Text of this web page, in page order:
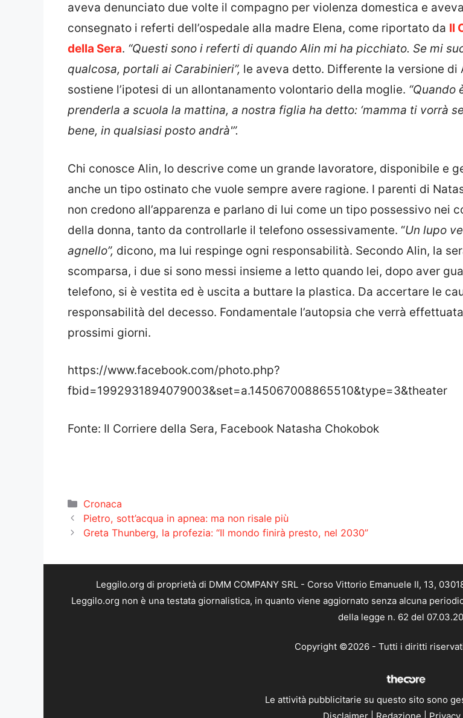
aveva denunciato due volte il compagno per violenza domestica e aveva
consegnato i referti dell’ospedale alla madre Elena, come riportato da Il
della Sera. “Questi sono i referti di quando Alin mi ha picchiato. Se mi
qualcosa, portali ai Carabinieri”, le aveva detto. Differente la versione di
sostiene l’ipotesi di un allontanamento volontario della moglie. “Quando
prenderla a scuola la mattina, a nostra figlia ha detto: ‘mamma ti vorrà
bene, in qualsiasi posto andrà'”.
Chi conosce Alin, lo descrive come un grande lavoratore, disponibile e
anche un tipo ostinato che vuole sempre avere ragione. I parenti di
non credono all’apparenza e parlano di lui come un tipo possessivo nei
della donna, tanto da controllarle il telefono ossessivamente. “Un lupo
agnello”, dicono, ma lui respinge ogni responsabilità. Secondo Alin, la
scomparsa, i due si sono messi insieme a letto quando lei, dopo aver
telefono, si è vestita ed è uscita a buttare la plastica. Da accertare le
responsabilità del decesso. Fondamentale l’autopsia che verrà
prossimi giorni.
https://www.facebook.com/photo.php?
fbid=1992931894079003&set=a.145067008865510&type=3&theater
Fonte: Il Corriere della Sera, Facebook Natasha Chokobok
Categorie
Cronaca
Pietro, sott’acqua in apnea: ma non risale più
Greta Thunberg, la profezia: “Il mondo finirà presto, nel 2030”
Leggilo.org di proprietà di DMM COMPANY SRL - Corso Vittorio Emanuele II, 13,
Leggilo.org non è una testata giornalistica, in quanto viene aggiornato senza alcuna
della legge n. 62 del
Copyright ©2026 - Tutti i diritti
Le attività pubblicitarie su questo sito sono